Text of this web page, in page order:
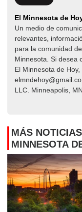
El Minnesota de
Un medio de
relevantes,
para la comunidad
Minnesota. Si desea
El Minnesota de
LLC. Minneapolis,
MÁS
MINNESOTA